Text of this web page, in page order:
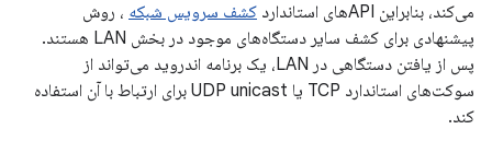
می‌کند، بنابراین APIهای استاندارد
کشف سرویس شبکه ، روش
پیشنهادی برای کشف سایر دستگاه‌های موجود در بخش LAN هستند.
پس از یافتن دستگاهی در LAN، یک برنامه اندروید می‌تواند از
سوکت‌های استاندارد TCP یا UDP unicast برای ارتباط با آن استفاده
کند.